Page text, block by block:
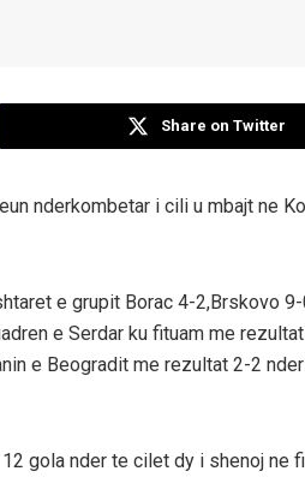
Share on Twitter
nderkombetar i cili u mbajt ne
e grupit Borac 4-2,Brskovo
e Serdar ku fituam me
e Beogradit me rezultat 2-2
gola nder te cilet dy i shenoj ne